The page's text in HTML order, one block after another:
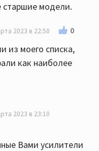
старшие модели.
2023 в 22:50 0
из моего списка,
как наиболее
2023 в 23:10
Вами усилители